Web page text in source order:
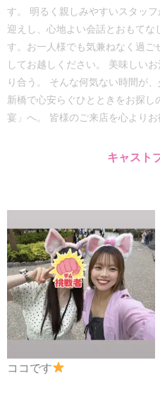
す。 明るく親しみやすいスタッ
迎えし、心地よい会話とおもてな
す。お一人様でも気兼ねなく過
してお越しください。 美味しい
り合う。 そんな何気ない時間が
新橋で心安らぐひとときをお探し
宴」へ。 皆様のご来店を心よりお
キャスト
ココです